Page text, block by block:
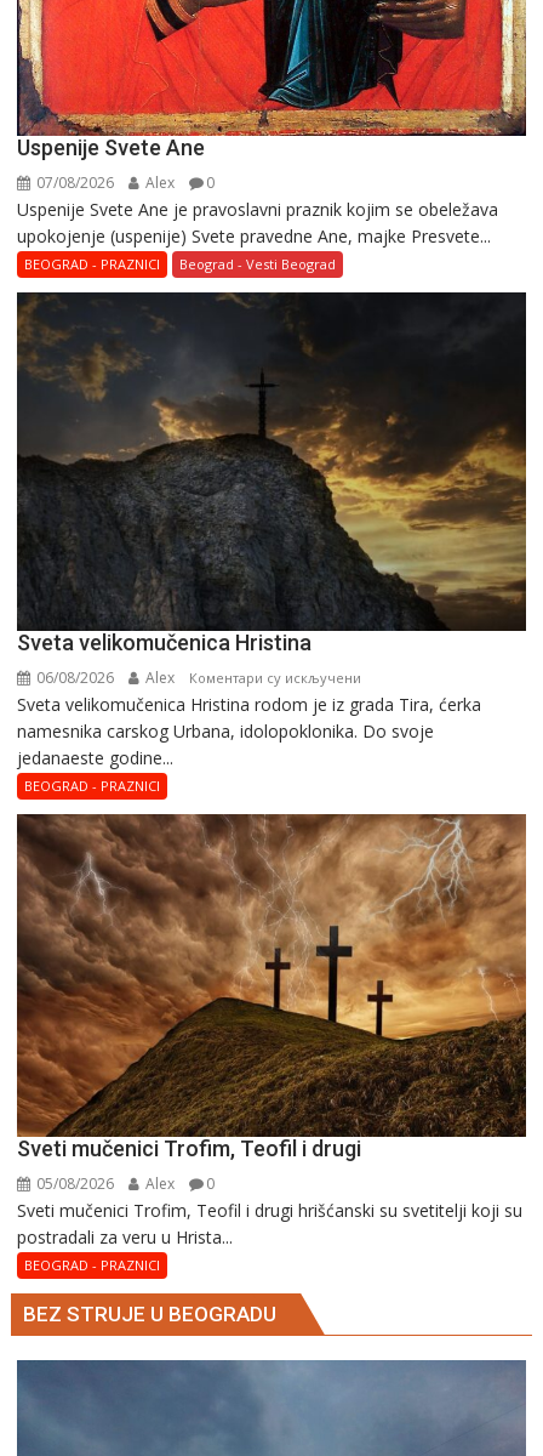
Uspenije Svete Ane
07/08/2026 Alex 0
Uspenije Svete Ane je pravoslavni praznik kojim se obeležava
upokojenje (uspenije) Svete pravedne Ane, majke Presvete...
BEOGRAD - PRAZNICI Beograd - Vesti Beograd
Svеta vеlikоmučеnica Hristina
06/08/2026 Alex Коментари су искључени
Svеta
vеlikоmučеnica
Svеta vеlikоmučеnica Hristina rodom je iz grada Tira, ćerka
namesnika carskog Urbana, idolopoklonika. Dо svоје
јеdanaеstе gоdinе...
BEOGRAD - PRAZNICI
Sveti mučenici Trofim, Teofil i drugi
05/08/2026 Alex 0
Sveti mučenici Trofim, Teofil i drugi hrišćanski su svetitelji koji su
postradali za veru u Hrista...
BEOGRAD - PRAZNICI
BEZ STRUJE U BEOGRADU